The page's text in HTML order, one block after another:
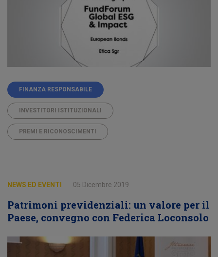
FINANZA RESPONSABILE
INVESTITORI ISTITUZIONALI
PREMI E RICONOSCIMENTI
NEWS ED EVENTI 05 Dicembre 2019
Patrimoni previdenziali: un valore per il
Paese, convegno con Federica Loconsolo